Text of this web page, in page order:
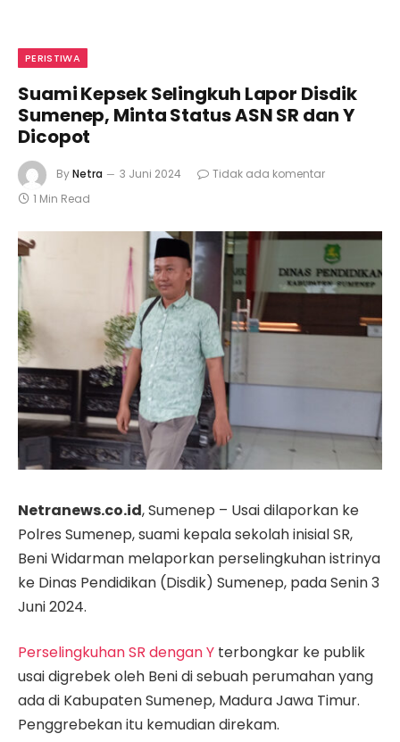
PERISTIWA
Suami Kepsek Selingkuh Lapor Disdik
Sumenep, Minta Status ASN SR dan Y
Dicopot
ByNetra 3 Juni 2024
Tidak ada komentar
1 Min Read
Netranews.co.id, Sumenep – Usai dilaporkan ke
Polres Sumenep, suami kepala sekolah inisial SR,
Beni Widarman melaporkan perselingkuhan istrinya
ke Dinas Pendidikan (Disdik) Sumenep, pada Senin 3
Juni 2024.
Perselingkuhan SR dengan Y terbongkar ke publik
usai digrebek oleh Beni di sebuah perumahan yang
ada di Kabupaten Sumenep, Madura Jawa Timur.
Penggrebekan itu kemudian direkam.